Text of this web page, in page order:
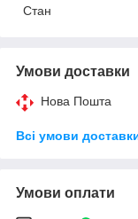
Стан
Умови доставки
Нова Пошта
Всі умови
Умови оплати